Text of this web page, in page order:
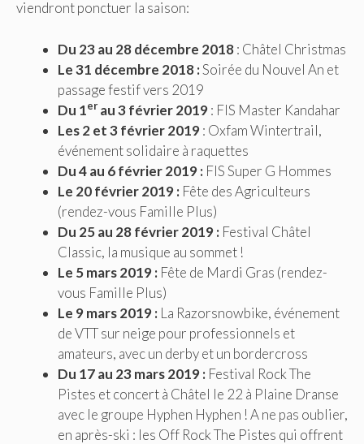
viendront ponctuer la saison:
Du 23 au 28 décembre 2018: Châtel Christmas
Le 31 décembre 2018 :Soirée du Nouvel An et
passage festif vers 2019
Du 1er au 3 février 2019: FIS Master Kandahar
Les 2 et 3 février 2019: Oxfam Wintertrail,
événement solidaire à raquettes
Du 4 au 6 février 2019 : FIS Super G Hommes
Le 20 février 2019 : Fête des Agriculteurs
(rendez-vous Famille Plus)
Du 25 au 28 février 2019 : Festival Châtel
Classic, la musique au sommet !
Le 5 mars 2019 : Fête de Mardi Gras (rendez-
vous Famille Plus)
Le 9 mars 2019 : La Razorsnowbike, événement
de VTT sur neige pour professionnels et
amateurs, avec un derby et un bordercross
Du 17 au 23 mars 2019 : Festival Rock The
Pistes et concert à Châtel le 22 à Plaine Dranse
avec le groupe Hyphen Hyphen ! A ne pas oublier,
en après-ski : les Off Rock The Pistes qui offrent